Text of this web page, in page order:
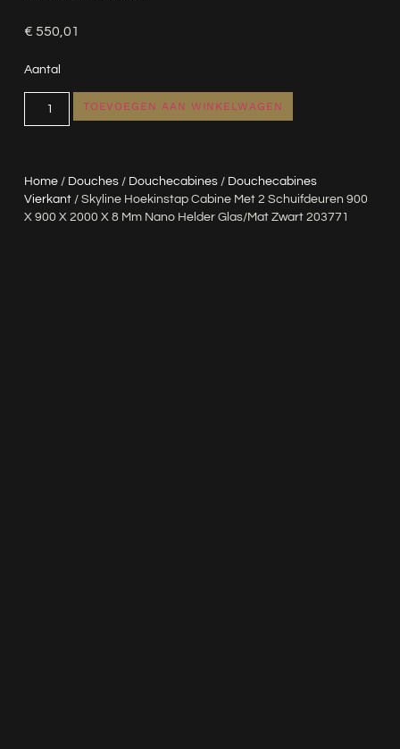
Home/ Douches/ Douchecabines/ Douchecabines
Vierkant/ Skyline Hoekinstap Cabine Met 2 Schuifdeuren 900
X 900 X 2000 X 8 Mm Nano Helder Glas/mat Zwart 203771
€ 550,01
Aantal
TOEVOEGEN AAN WINKELWAGEN